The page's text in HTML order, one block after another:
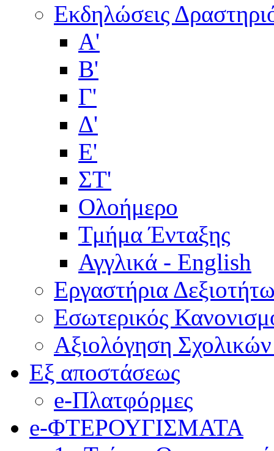
Εκδηλώσεις
Α'
Β'
Γ'
Δ'
Ε'
ΣΤ'
Ολοήμερο
Τμήμα Ένταξης
Αγγλικά - English
Εργαστήρια
Εσωτερικός
Αξιολόγηση
Εξ αποστάσεως
e-Πλατφόρμες
e-ΦΤΕΡΟΥΓΙΣΜΑΤΑ